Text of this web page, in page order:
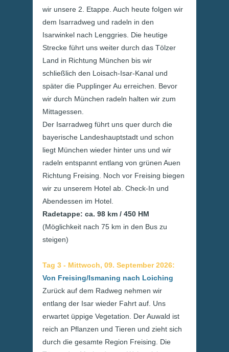
wir unsere 2. Etappe. Auch heute folgen wir
dem Isarradweg und radeln in den
Isarwinkel nach Lenggries. Die heutige
Strecke führt uns weiter durch das Tölzer
Land in Richtung München bis wir
schließlich den Loisach-Isar-Kanal und
später die Pupplinger Au erreichen. Bevor
wir durch München radeln halten wir zum
Mittagessen.
Der Isarradweg führt uns quer durch die
bayerische Landeshauptstadt und schon
liegt München wieder hinter uns und wir
radeln entspannt entlang von grünen Auen
Richtung Freising. Noch vor Freising biegen
wir zu unserem Hotel ab. Check-In und
Abendessen im Hotel.
Radetappe: ca. 98 km / 450 HM
(Möglichkeit nach 75 km in den Bus zu
steigen)
Tag 3 - Mittwoch, 09. September 2026:
Von Freising/Ismaning nach Loiching
Zurück auf dem Radweg nehmen wir
entlang der Isar wieder Fahrt auf. Uns
erwartet üppige Vegetation. Der Auwald ist
reich an Pflanzen und Tieren und zieht sich
durch die gesamte Region Freising. Die